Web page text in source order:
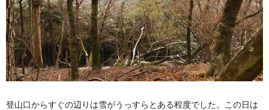
登山口からすぐの辺りは雪がうっすらとある程度でした。この日は